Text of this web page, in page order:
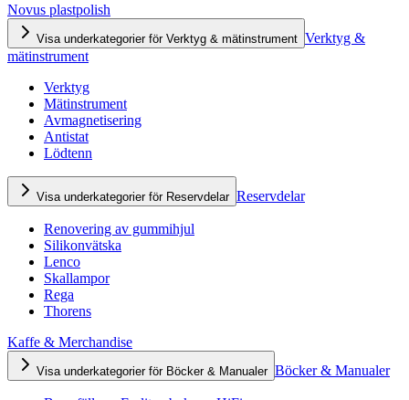
Novus plastpolish
Visa underkategorier för Verktyg & mätinstrument Verktyg &
mätinstrument
Verktyg
Mätinstrument
Avmagnetisering
Antistat
Lödtenn
Visa underkategorier för Reservdelar Reservdelar
Renovering av gummihjul
Silikonvätska
Lenco
Skallampor
Rega
Thorens
Kaffe & Merchandise
Visa underkategorier för Böcker & Manualer Böcker & Manualer